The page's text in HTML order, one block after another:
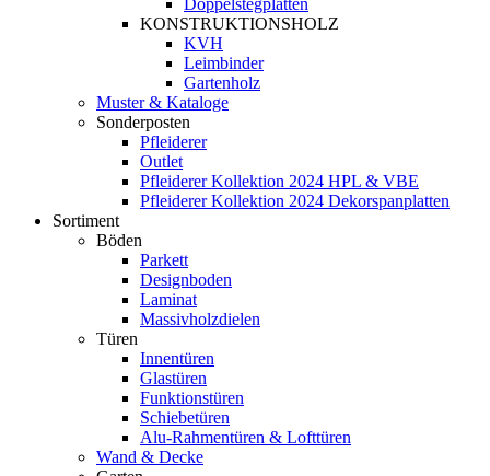
KONSTRUKTIONSHOLZ
KVH
Leimbinder
Gartenholz
Muster & Kataloge
Sonderposten
Pfleiderer
Outlet
Pfleiderer Kollektion 2024 HPL & VBE
Pfleiderer Kollektion 2024 Dekorspanplatten
Sortiment
Böden
Parkett
Designboden
Laminat
Massivholzdielen
Türen
Innentüren
Glastüren
Funktionstüren
Schiebetüren
Alu-Rahmentüren & Lofttüren
Wand & Decke